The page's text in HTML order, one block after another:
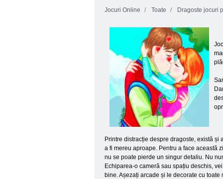
Jocuri Online Toate Dragoste jocuri
Printre distracție despre dragoste, există
a fi mereu aproape. Pentru a face această
nu se poate pierde un singur detaliu. Nu
Echiparea-o cameră sau spațiu deschis,
bine. Așezați arcade și le decorate cu